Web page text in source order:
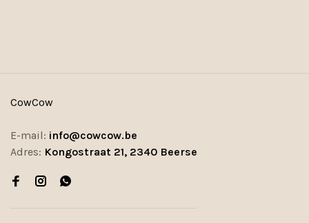
CowCow
E-mail: info@cowcow.be
Adres: Kongostraat 21, 2340 Beerse